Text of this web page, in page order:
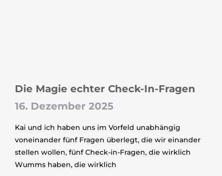
Die Magie echter Check-In-Fragen
16. Dezember 2025
Kai und ich haben uns im Vorfeld unabhängig
voneinander fünf Fragen überlegt, die wir einander
stellen wollen, fünf Check-in-Fragen, die wirklich
Wumms haben, die wirklich